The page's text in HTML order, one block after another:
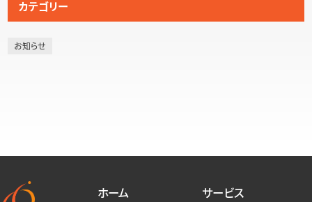
カテゴリー
お知らせ
ホーム
サービス